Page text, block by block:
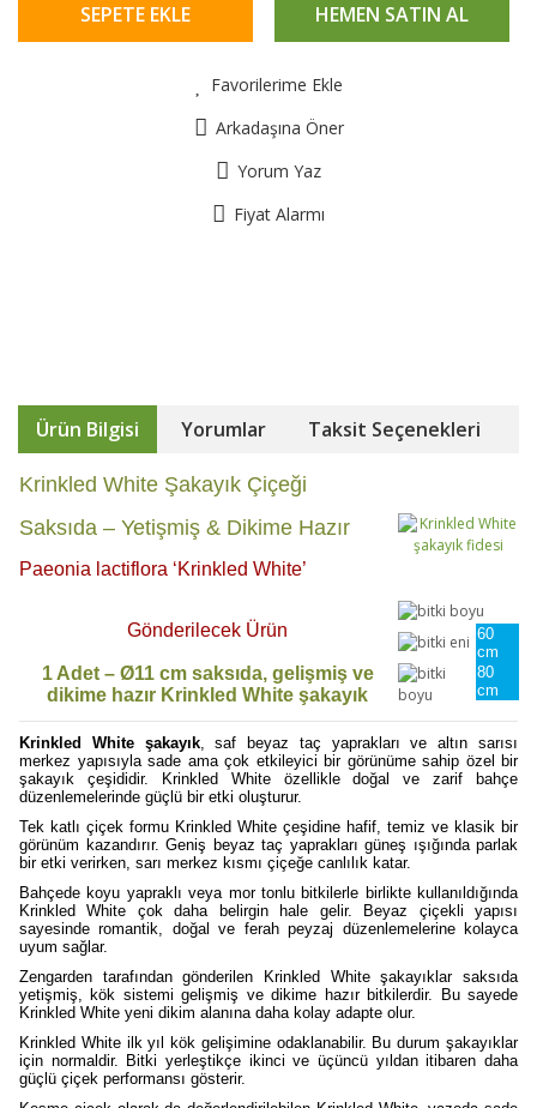
SEPETE EKLE HEMEN SATIN AL
Favorilerime Ekle
Arkadaşına Öner
Yorum Yaz
Fiyat Alarmı
Ürün Bilgisi Yorumlar Taksit Seçenekleri
Krinkled White Şakayık Çiçeği
Saksıda – Yetişmiş & Dikime Hazır
Paeonia lactiflora ‘Krinkled White’
Gönderilecek Ürün
60
cm
1 Adet – Ø11 cm saksıda, gelişmiş ve
dikime hazır Krinkled White şakayık
80
cm
Krinkled White şakayık, saf beyaz taç yaprakları ve altın sarısı
merkez yapısıyla sade ama çok etkileyici bir görünüme sahip özel bir
şakayık çeşididir. Krinkled White özellikle doğal ve zarif bahçe
düzenlemelerinde güçlü bir etki oluşturur.
Tek katlı çiçek formu Krinkled White çeşidine hafif, temiz ve klasik bir
görünüm kazandırır. Geniş beyaz taç yaprakları güneş ışığında parlak
bir etki verirken, sarı merkez kısmı çiçeğe canlılık katar.
Bahçede koyu yapraklı veya mor tonlu bitkilerle birlikte kullanıldığında
Krinkled White çok daha belirgin hale gelir. Beyaz çiçekli yapısı
sayesinde romantik, doğal ve ferah peyzaj düzenlemelerine kolayca
uyum sağlar.
Zengarden tarafından gönderilen Krinkled White şakayıklar saksıda
yetişmiş, kök sistemi gelişmiş ve dikime hazır bitkilerdir. Bu sayede
Krinkled White yeni dikim alanına daha kolay adapte olur.
Krinkled White ilk yıl kök gelişimine odaklanabilir. Bu durum şakayıklar
için normaldir. Bitki yerleştikçe ikinci ve üçüncü yıldan itibaren daha
güçlü çiçek performansı gösterir.